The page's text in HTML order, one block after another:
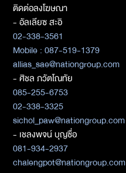
ติดต่อลงโฆษณา
- อัลเลียซ สะอิ
02-338-3561
Mobile : 087-519-1379
allias_sae@nationgroup.com
- ศิชล ภวัตโณทัย
085-255-6753
02-338-3325
sichol_paw@nationgroup.com
- เชลงพจน์ บุญซื่อ
081-934-2937
chalengpot@nationgroup.com